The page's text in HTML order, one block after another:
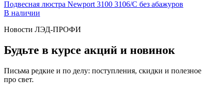
Подвесная люстра Newport 3100 3106/C без абажуров
В наличии
Новости ЛЭД-ПРОФИ
Будьте в курсе акций и новинок
Письма редкие и по делу: поступления, скидки и полезное
про свет.